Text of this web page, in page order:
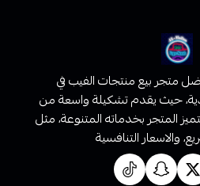
متجر بيع منتجات الفيب في
حيث يقدم تشكيلة واسعة من
المتجر بخدماته المتنوعة، مثل
والاسعار التنافسية